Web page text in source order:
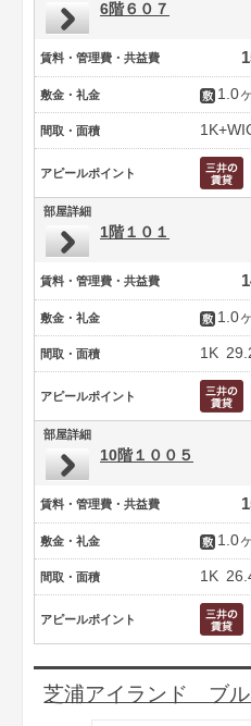
6階６０７
賃料・管理費・共益費
敷金・礼金 1.0
間取・面積
アピールポイント
部屋詳細
1階１０１
賃料・管理費・共益費
敷金・礼金 1.0
間取・面積 1K
アピールポイント
部屋詳細
10階１００５
賃料・管理費・共益費
敷金・礼金 1.0
間取・面積 1K
アピールポイント
芝浦アイランド ブル